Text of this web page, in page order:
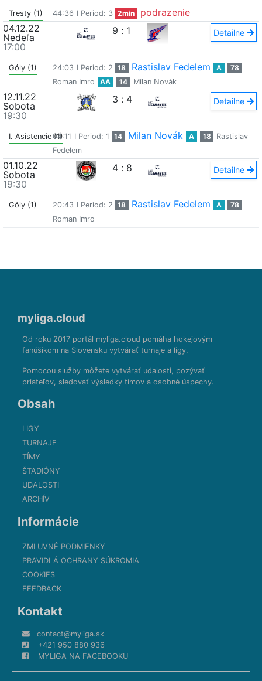
Tresty (1) 44:36 I Period: 3 2min
podrazenie
04.12.22
Nedeľa
17:00
9 : 1 Detailne
Góly (1) 24:03 I Period: 2 18 Rastislav Fedelem A
78
Roman Imro
AA 14 Milan Novák
12.11.22
Sobota
19:30
3 : 4 Detailne
I. Asistencie (1)
04:11 I Period: 1 14 Milan Novák A 18
Rastislav
Fedelem
01.10.22
Sobota
19:30
4 : 8 Detailne
Góly (1) 20:43 I Period: 2 18 Rastislav Fedelem A
78
Roman Imro
myliga.cloud
Od roku 2017 portál myliga.cloud pomáha hokejovým
fanúšikom na Slovensku vytvárať turnaje a ligy.
Pomocou služby môžete vytvárať udalosti, pozývať
priateľov, sledovať výsledky tímov a osobné úspechy.
Obsah
LIGY
TURNAJE
TÍMY
ŠTADIÓNY
UDALOSTI
ARCHÍV
Informácie
ZMLUVNÉ PODMIENKY
PRAVIDLÁ OCHRANY SÚKROMIA
COOKIES
FEEDBACK
Kontakt
contact@myliga.sk
+421 950 880 936
MYLIGA NA FACEBOOKU